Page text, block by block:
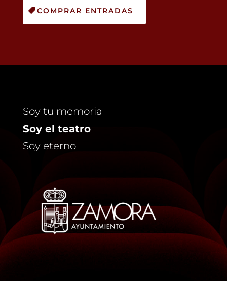
COMPRAR ENTRADAS
Soy tu memoria
Soy el teatro
Soy eterno